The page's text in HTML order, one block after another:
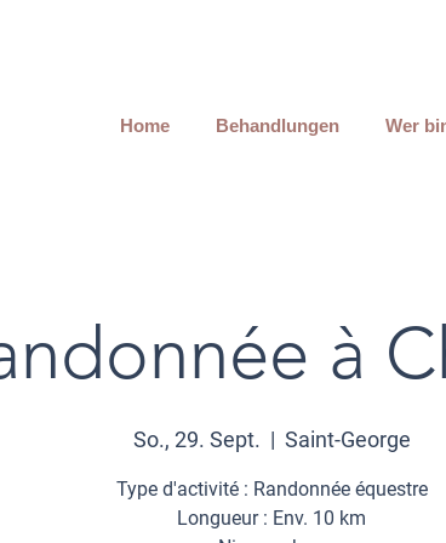
Home Behandlungen Wer
à
So., 29. Sept.
  |
Saint-George
Type d'activité : Randonnée équestre
Longueur : Env. 10 km